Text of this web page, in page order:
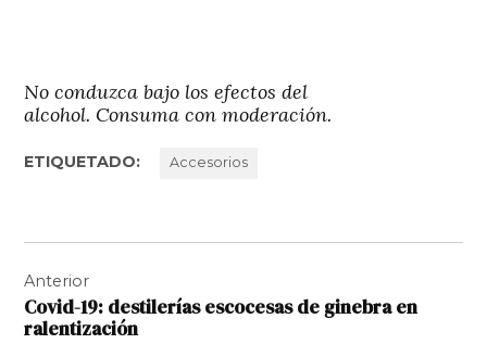
No conduzca bajo los efectos del
alcohol. Consuma con moderación.
ETIQUETADO: Accesorios
de
entradas
Anterior
Covid-19: destilerías escocesas de ginebra en
ralentización